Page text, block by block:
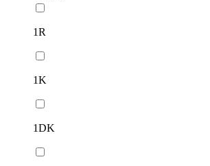
1R
1K
1DK